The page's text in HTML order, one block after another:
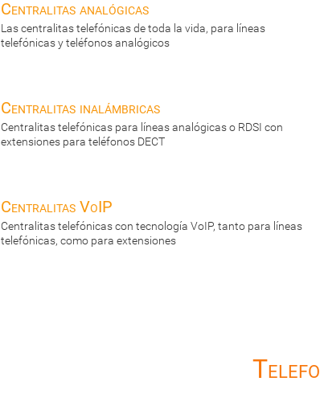
Centralitas analógicas
Las centralitas telefónicas de toda la vida, para líneas
telefónicas y teléfonos analógicos
Centralitas inalámbricas
Centralitas telefónicas para líneas analógicas o RDSI con
extensiones para teléfonos DECT
Centralitas VoIP
Centralitas telefónicas con tecnología VoIP, tanto para líneas
telefónicas, como para extensiones